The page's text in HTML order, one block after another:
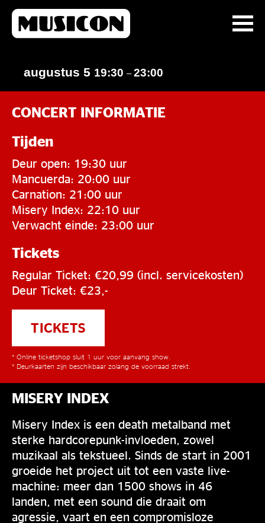
augustus 5 19:30 –23:00
CONCERT INFORMATIE
Tijden
Deur open: 19:30 uur
Mancuerda: 20:00 uur
Carnation: 21:00 uur
Misery Index: 22:10 uur
Verwacht einde: 23:00 uur
Tickets
Regular Ticket: €20,99 (incl. servicekosten)
Deur Ticket: €23,-
TICKETS
* Online ticketshop sluit 1 uur voor aanvang show.
* Deurkaarten zijn beschikbaar zolang de voorraad strekt.
MISERY INDEX
Misery Index is een death metalband met
sterke hardcorepunk-invloeden, zowel
muzikaal als tekstueel. Sinds de start in 2001
groeide het project uit tot een vaste live-
machine: meer dan 1500 shows in 46
landen, met een sound die draait om
agressie, vaart en een compromisloze